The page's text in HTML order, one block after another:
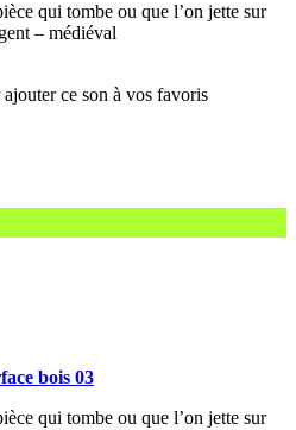
qui tombe ou que l’on jette sur
– médiéval
bois 03
qui tombe ou que l’on jette sur